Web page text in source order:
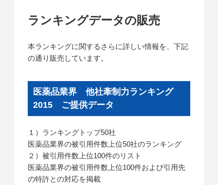
ランキングデータの販売
本ランキングに関するさらに詳しい情報を、下記
の通り販売しています。
医薬品業界 他社牽制力ランキング
2015 ご提供データ
１）ランキングトップ50社
医薬品業界の被引用件数上位50社のランキング
２）被引用件数上位100件のリスト
医薬品業界の被引用件数上位100件および引用先
の特許との対応を掲載